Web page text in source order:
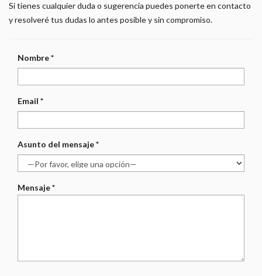
Si tienes cualquier duda o sugerencia puedes ponerte en contacto
y resolveré tus dudas lo antes posible y sin compromiso.
Nombre *
Email *
Asunto del mensaje *
Mensaje *